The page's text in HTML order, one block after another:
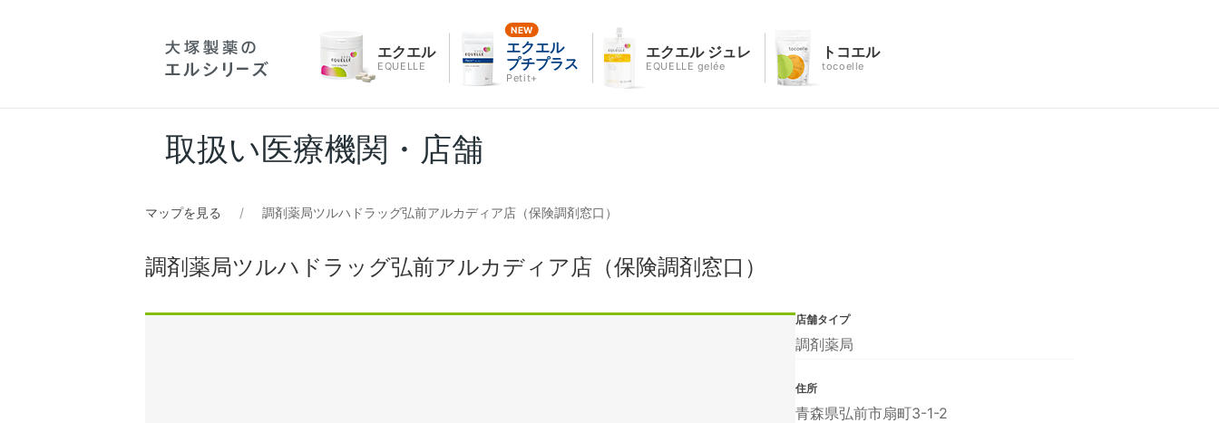
エクエル
EQUELLE
エクエル
プチプラス
Petit+
エクエル ジュレ
EQUELLE gelée
トコエル
tocoelle
取扱い医療機関・店舗
マップを見る 調剤薬局ツルハドラッグ弘前アルカディア店（保険調剤窓口）
調剤薬局ツルハドラッグ弘前アルカディア店（保険調剤窓口）
店舗タイプ
調剤薬局
住所
青森県弘前市扇町3-1-2